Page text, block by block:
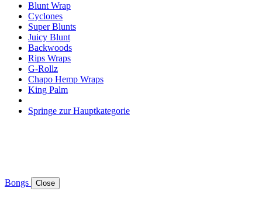
Blunt Wrap
Cyclones
Super Blunts
Juicy Blunt
Backwoods
Rips Wraps
G-Rollz
Chapo Hemp Wraps
King Palm
Springe zur Hauptkategorie
Bongs Close